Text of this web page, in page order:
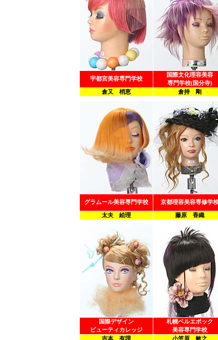
宇都宮美容専門学校
国際文化理容美容
専門学校(国分寺)
倉又 梢恵
倉持 剛
グラムール美容専門学校
京都理容美容専修学
太夫 絵理
藤原 香織
国際デザイン
ビューティカレッジ
札幌ベルエポック
美容専門学校
吉本 有理
小笠原 敏之